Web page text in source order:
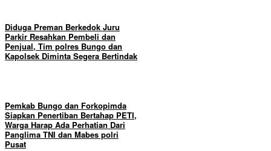
Diduga Preman Berkedok Juru
Parkir Resahkan Pembeli dan
Penjual, Tim polres Bungo dan
Kapolsek Diminta Segera Bertindak
Pemkab Bungo dan Forkopimda
Siapkan Penertiban Bertahap PETI,
Warga Harap Ada Perhatian Dari
Panglima TNI dan Mabes polri
Pusat